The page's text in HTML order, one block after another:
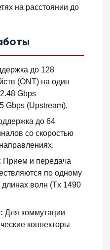
на расстоянии до
до 128
(ONT) на один
Gbps
Gbps (Upstream).
до 64
со скоростью
Прием и передача
по одному
волн (Tx 1490
Для коммутации
коннекторы